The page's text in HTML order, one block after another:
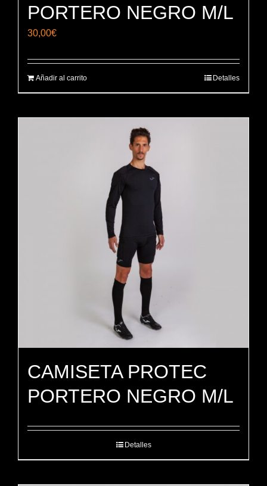
PORTERO NEGRO M/L
30,00€
Añadir al carrito Detalles
CAMISETA PROTEC
PORTERO NEGRO M/L
Detalles